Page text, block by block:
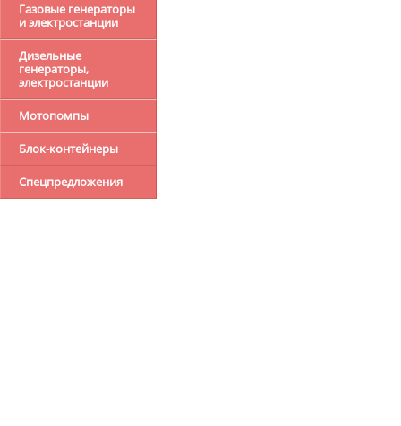
Газовые генераторы
и электростанции
Дизельные
генераторы,
электростанции
Мотопомпы
Блок-контейнеры
Спецпредложения